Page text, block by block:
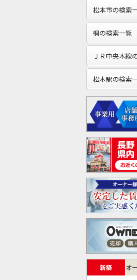
松本市の検索
桐の検索一覧
ＪＲ中央本線
松本駅の検索
新築 オ